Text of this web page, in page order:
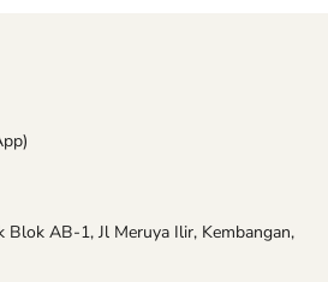
Blok AB-1, Jl Meruya Ilir, Kembangan,